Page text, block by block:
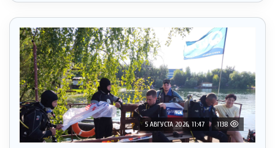
5 АВГУСТА 2026, 11:47 1138